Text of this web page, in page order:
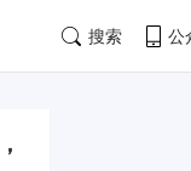
搜索 公